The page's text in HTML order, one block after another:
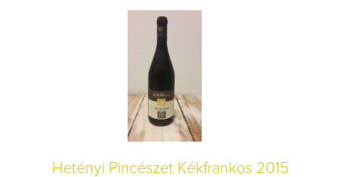
Hetényi Pincészet Kékfrankos 2015